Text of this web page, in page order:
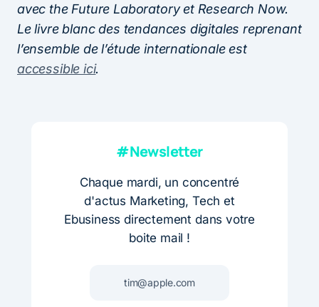
avec the Future Laboratory et Research Now.
Le livre blanc des tendances digitales reprenant
l’ensemble de l’étude internationale est
accessible ici.
#Newsletter
Chaque mardi, un concentré
d'actus Marketing, Tech et
Ebusiness directement dans votre
boite mail !